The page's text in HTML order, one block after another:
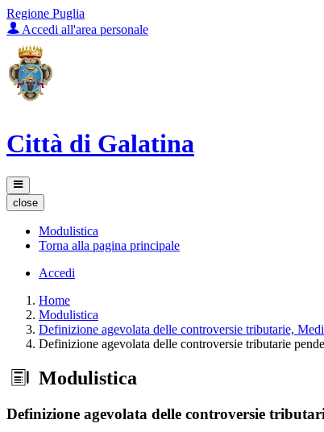
Regione Puglia
Accedi all'area personale
Città di Galatina
close
Modulistica
Torna alla pagina principale
Accedi
Home
Modulistica
Definizione agevolata delle controversie tributarie,
Definizione agevolata delle controversie tributarie
Modulistica
Definizione agevolata delle controversie